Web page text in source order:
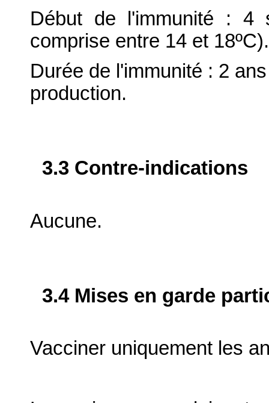
Début de l'immunité : 4
comprise entre 14 et 18ºC).
Durée de l'immunité : 2
production.
3.3 Contre-indications
Aucune.
3.4 Mises en garde
Vacciner uniquement les